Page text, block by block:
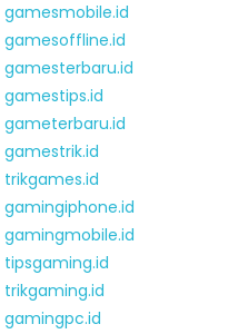
gamesmobile.id
gamesoffline.id
gamesterbaru.id
gamestips.id
gameterbaru.id
gamestrik.id
trikgames.id
gamingiphone.id
gamingmobile.id
tipsgaming.id
trikgaming.id
gamingpc.id